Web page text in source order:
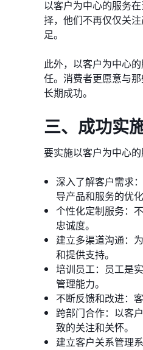
以客户为中心的服务
择，他们不再仅仅关
足。
此外，以客户为中心
任。消费者更愿意与
长期成功。
三、成功实
要实施以客户为中心
深入了解客户需求
导产品和服务的优化
个性化定制服务：
忠诚度。
建立多渠道沟通：
和提供支持。
培训员工：员工是
管理能力。
不断反馈和改进：
跨部门合作：以客
致的关注和关怀。
建立客户关系管理